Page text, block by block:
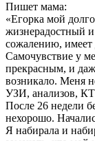
Пишет мама:
«Егорка мой
жизнерадостный
сожалению,
Самочувствие у
прекрасным, и
возникало. Меня
УЗИ, анализов,
После 26 недели
нехорошо.
Я набирала и